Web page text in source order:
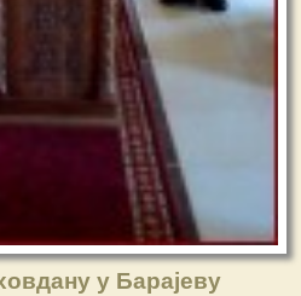
у Барајеву